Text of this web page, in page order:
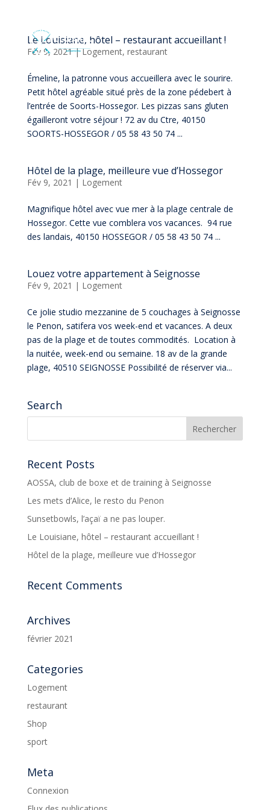
Le Louisiane, hôtel – restaurant accueillant !
Fév 9, 2021|Logement, restaurant
Émeline, la patronne vous accueillera avec le sourire.
Petit hôtel agréable situé près de la zone pédebert à
l’entrée de Soorts-Hossegor. Les pizzas sans gluten
égailleront votre séjour ! 72 av du Ctre, 40150
SOORTS-HOSSEGOR / 05 58 43 50 74 ...
Hôtel de la plage, meilleure vue d’Hossegor
Fév 9, 2021 | Logement
Magnifique hôtel avec vue mer à la plage centrale de
Hossegor. Cette vue comblera vos vacances. 94 rue
des landais, 40150 HOSSEGOR / 05 58 43 50 74 ...
Louez votre appartement à Seignosse
Fév 9, 2021 | Logement
Ce jolie studio mezzanine de 5 couchages à Seignosse
le Penon, satifera vos week-end et vacances. A deux
pas de la plage et de toutes commodités. Location à
la nuitée, week-end ou semaine. 18 av de la grande
plage, 40510 SEIGNOSSE Possibilité de réserver via...
Search
Recent Posts
AOSSA, club de boxe et de training à Seignosse
Les mets d’Alice, le resto du Penon
Sunsetbowls, l’açaï a ne pas louper.
Le Louisiane, hôtel – restaurant accueillant !
Hôtel de la plage, meilleure vue d’Hossegor
Recent Comments
Archives
février 2021
Categories
Logement
restaurant
Shop
sport
Meta
Connexion